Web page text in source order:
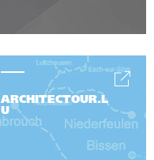
ARCHITECTOUR.L
U